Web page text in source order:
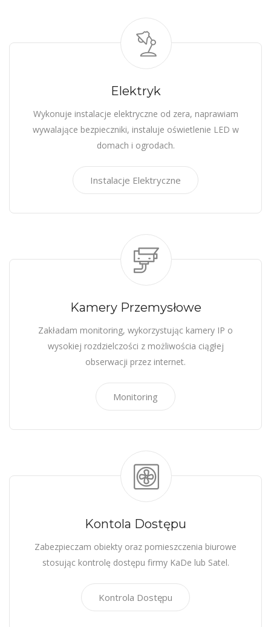
Elektryk
Wykonuje instalacje elektryczne od zera, naprawiam
wywalające bezpieczniki, instaluje oświetlenie LED w
domach i ogrodach.
Instalacje Elektryczne
Kamery Przemysłowe
Zakładam monitoring, wykorzystując kamery IP o
wysokiej rozdzielczości z możliwościa ciągłej
obserwacji przez internet.
Monitoring
Kontola Dostępu
Zabezpieczam obiekty oraz pomieszczenia biurowe
stosując kontrolę dostępu firmy KaDe lub Satel.
Kontrola Dostępu